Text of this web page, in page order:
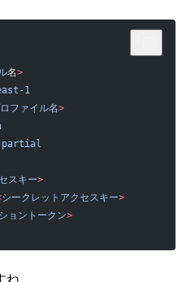
名>
1
ファイル名>
partial
スキー>
シークレットアクセスキー>
ョントークン>